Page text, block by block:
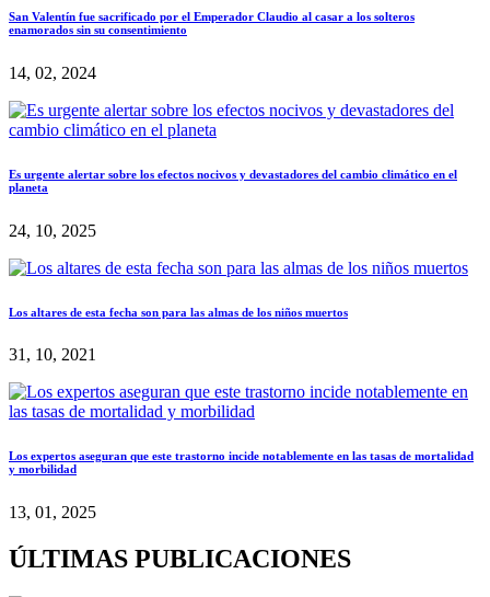
San Valentín fue sacrificado por el Emperador Claudio al casar a los solteros
enamorados sin su consentimiento
14, 02, 2024
Es urgente alertar sobre los efectos nocivos y devastadores del cambio climático en el
planeta
24, 10, 2025
Los altares de esta fecha son para las almas de los niños muertos
31, 10, 2021
Los expertos aseguran que este trastorno incide notablemente en las tasas de mortalidad
y morbilidad
13, 01, 2025
ÚLTIMAS PUBLICACIONES